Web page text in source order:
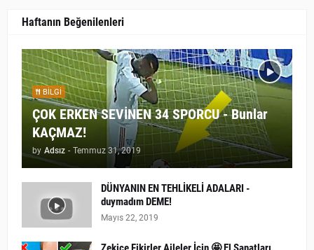
Haftanın Beğenilenleri
BILGI
ÇOK ERKEN SEVİNEN 34 SPORCU - Bunlar
KAÇMAZ!
by Adsız - Temmuz 31, 2019
DÜNYANIN EN TEHLİKELİ ADALARI -
duymadım DEME!
Mayıs 22, 2019